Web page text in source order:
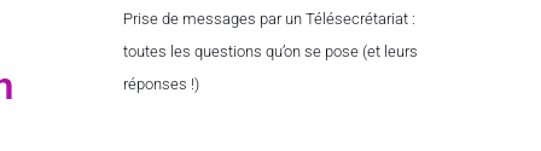
Prise de messages par un Télésecrétariat :
toutes les questions qu’on se pose (et leurs
réponses !)